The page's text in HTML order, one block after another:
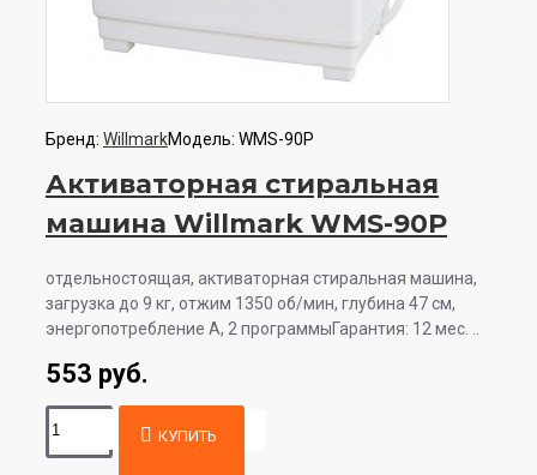
Бренд: WillmarkМодель: WMS-90P
Активаторная стиральная
машина Willmark WMS-90P
отдельностоящая, активаторная стиральная машина,
загрузка до 9 кг, отжим 1350 об/мин, глубина 47 см,
энергопотребление A, 2 программыГарантия: 12 мес. ..
553 руб.
КУПИТЬ